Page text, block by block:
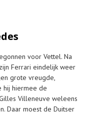
voor Vettel. Na
Ferrari eindelijk weer
grote vreugde,
hij hiermee de
Villeneuve weleens
Daar moest de Duitser